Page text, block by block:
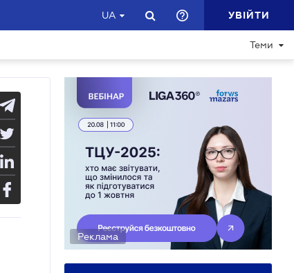
UA УВІЙТИ
Теми
Реклама